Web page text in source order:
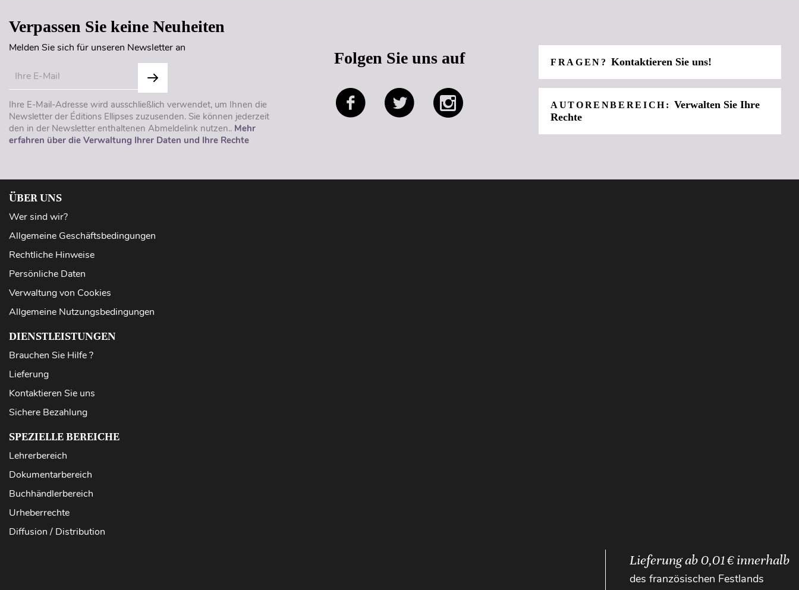
Verpassen Sie keine Neuheiten
Melden Sie sich für unseren Newsletter an
Ihre E-Mail-Adresse wird ausschließlich verwendet, um Ihnen die
Newsletter der Éditions Ellipses zuzusenden. Sie können jederzeit
den in der Newsletter enthaltenen Abmeldelink nutzen.. Mehr
erfahren über die Verwaltung Ihrer Daten und Ihre Rechte
Folgen Sie uns auf FRAGEN?Kontaktieren Sie uns!
AUTORENBEREICH:Verwalten Sie Ihre
Rechte
ÜBER UNS
Wer sind wir?
Allgemeine Geschäftsbedingungen
Rechtliche Hinweise
Persönliche Daten
Verwaltung von Cookies
Allgemeine Nutzungsbedingungen
DIENSTLEISTUNGEN
Brauchen Sie Hilfe ?
Lieferung
Kontaktieren Sie uns
Sichere Bezahlung
SPEZIELLE BEREICHE
Lehrerbereich
Dokumentarbereich
Buchhändlerbereich
Urheberrechte
Diffusion / Distribution
Lieferung ab 0,01 € innerhalb
des französischen Festlands